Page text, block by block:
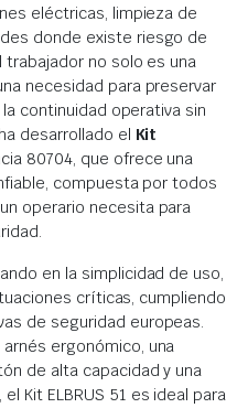
eléctricas, limpieza de
donde existe riesgo de
no solo es una
necesidad para preservar
continuidad operativa sin
desarrollado el Kit
80704, que ofrece una
compuesta por todos
operario necesita para
en la simplicidad de uso,
críticas, cumpliendo
de seguridad europeas.
ergonómico, una
de alta capacidad y una
Kit ELBRUS 51 es ideal para